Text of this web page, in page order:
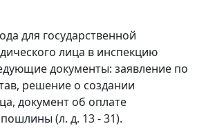
для государственной
лица в инспекцию
документы: заявление по
решение о создании
документ об оплате
(л. д. 13 - 31).